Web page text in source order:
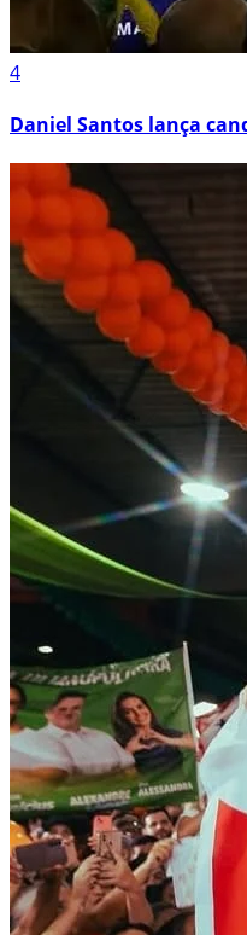
4
Daniel Santos lança